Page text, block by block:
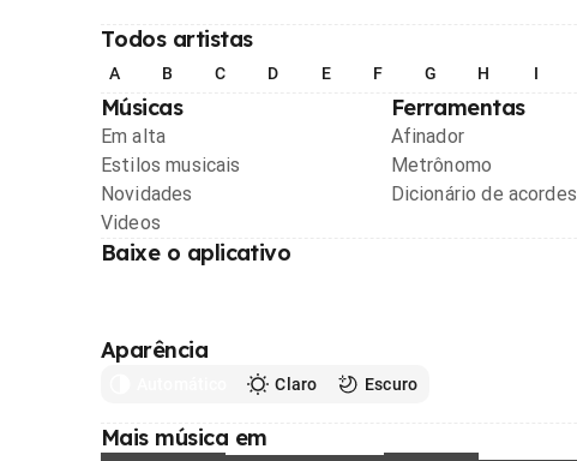
Todos artistas
A B C D E F G H I
Músicas
Em alta
Estilos musicais
Novidades
Videos
Ferramentas
Afinador
Metrônomo
Dicionário de acordes
Baixe o aplicativo
Aparência
Claro Escuro
Mais música em